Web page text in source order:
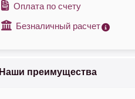
Оплата по счету
Безналичный расчет
Наши преимущества